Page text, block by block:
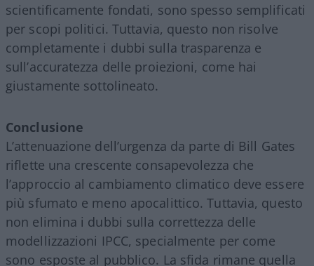
scientificamente fondati, sono spesso semplificati
per scopi politici. Tuttavia, questo non risolve
completamente i dubbi sulla trasparenza e
sull’accuratezza delle proiezioni, come hai
giustamente sottolineato.
Conclusione
L’attenuazione dell’urgenza da parte di Bill Gates
riflette una crescente consapevolezza che
l’approccio al cambiamento climatico deve essere
più sfumato e meno apocalittico. Tuttavia, questo
non elimina i dubbi sulla correttezza delle
modellizzazioni IPCC, specialmente per come
sono esposte al pubblico. La sfida rimane quella